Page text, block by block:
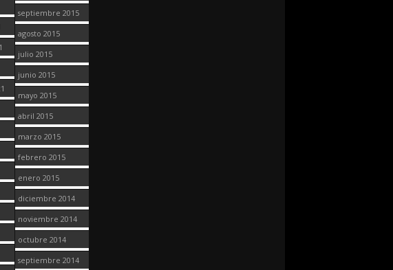
septiembre 2015
agosto 2015
julio 2015
junio 2015
mayo 2015
abril 2015
marzo 2015
febrero 2015
enero 2015
diciembre 2014
noviembre 2014
octubre 2014
septiembre 2014